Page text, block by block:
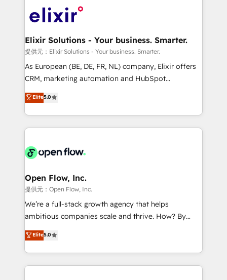
HIPAA-aware; CASL-compliant; GDPR-ready
implementations where required 💡 Why 500+
built to scale.
Design, Migrations + Integrations. Mole Street’s
greatness, which is achieved through creating
absolute clarity, derived from a well-defined
strategy, executed well, and reported on with clear
results. The culture is driven by core values; Joy, Grit,
Mindedness, and Clarity. We are driven to win for the
collective good of the company and its clientele, and
things are happening.
Elixir Solutions - Your business. Smarter.
提供元：Elixir Solutions - Your business. Smarter.
As European (BE, DE, FR, NL) company, Elixir offers
CRM, marketing automation and HubSpot
integration products and services to mid-market
and enterprise customers. We ensure that your sales,
service and marketing department operates in the
most effective way, while at the same time
integrated buyers journey. Elixir is located in
and Amsterdam. Elixir is a first mover and leader
when it comes to HubSpot sales and service
implementations, highly renowned for our business
acumen, process (re-)design experience and a
integrate HubSpot with complex solutions like SAP,
MicroSoft, custom solutions,... Our company also has
Elite5.0
Open Flow, Inc.
提供元：Open Flow, Inc.
We’re a full-stack growth agency that helps
ambitious companies scale and thrive. How? By
upgrading and streamlining every single revenue-
generating aspect of your business. We’re proud
HubSpot Elite Solutions Partners and devout CRM
nerds who can harness HubSpot’s custom digital
Elite5.0